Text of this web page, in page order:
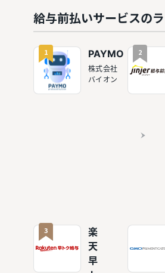
給与前払いサービスの
1 PAYMO
株式会社
バイオン
2
3
楽
天
早